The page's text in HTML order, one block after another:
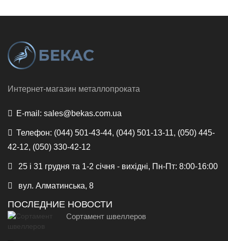
Интернет-магазин металлопроката
E-mail: sales@bekas.com.ua
Телефон: (044) 501-43-44, (044) 501-13-11, (050) 445-
42-12, (050) 330-42-12
25 і 31 грудня та 1-2 січня - вихідні, Пн-Пт: 8:00-16:00
вул. Алматинська, 8
ПОСЛЕДНИЕ НОВОСТИ
Сортамент швеллеров